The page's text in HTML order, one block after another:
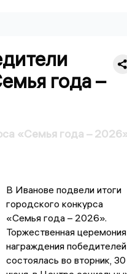
года –
«Семья года –
В Иванове подвели итоги
городского конкурса
«Семья года – 2026».
Торжественная церемония
награждения победителей
состоялась во вторник, 30